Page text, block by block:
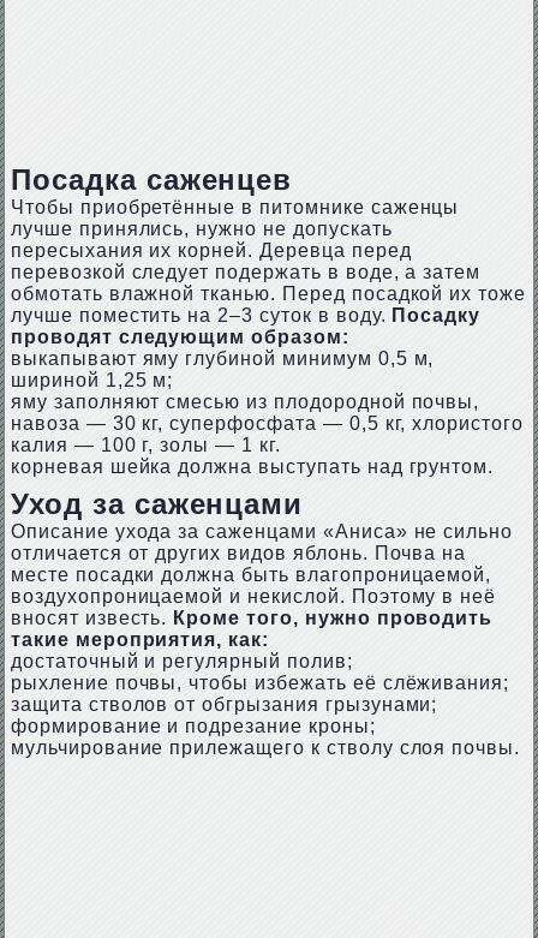
Посадка саженцев
Чтобы приобретённые в питомнике саженцы
лучше принялись, нужно не допускать
пересыхания их корней. Деревца перед
перевозкой следует подержать в воде, а затем
обмотать влажной тканью. Перед посадкой их тоже
лучше поместить на 2–3 суток в воду. Посадку
проводят следующим образом:
выкапывают яму глубиной минимум 0,5 м,
шириной 1,25 м;
яму заполняют смесью из плодородной почвы,
навоза — 30 кг, суперфосфата — 0,5 кг, хлористого
калия — 100 г, золы — 1 кг.
корневая шейка должна выступать над грунтом.
Уход за саженцами
Описание ухода за саженцами «Аниса» не сильно
отличается от других видов яблонь. Почва на
месте посадки должна быть влагопроницаемой,
воздухопроницаемой и некислой. Поэтому в неё
вносят известь. Кроме того, нужно проводить
такие мероприятия, как:
достаточный и регулярный полив;
рыхление почвы, чтобы избежать её слёживания;
защита стволов от обгрызания грызунами;
формирование и подрезание кроны;
мульчирование прилежащего к стволу слоя почвы.